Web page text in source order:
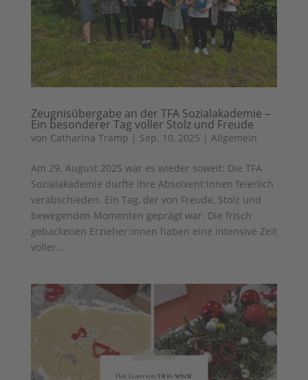
Zeugnisübergabe an der TFA Sozialakademie –
Ein besonderer Tag voller Stolz und Freude
von Catharina Tramp | Sep. 10, 2025 | Allgemein
Am 29. August 2025 war es wieder soweit: Die TFA
Sozialakademie durfte ihre Absolvent:innen feierlich
verabschieden. Ein Tag, der von Freude, Stolz und
bewegenden Momenten geprägt war. Die frisch
gebackenen Erzieher:innen haben eine intensive Zeit
voller...